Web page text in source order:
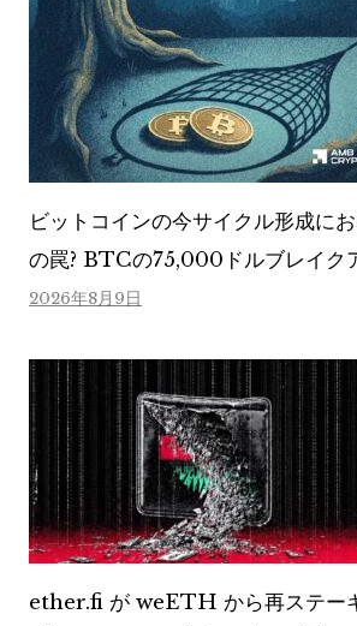
ビットコインの今サイクル形成に
の罠? BTCの75,000ドルブレイク
2026年8月9日
ether.fi が weETH から再ステー